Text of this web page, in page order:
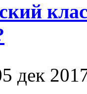
дек